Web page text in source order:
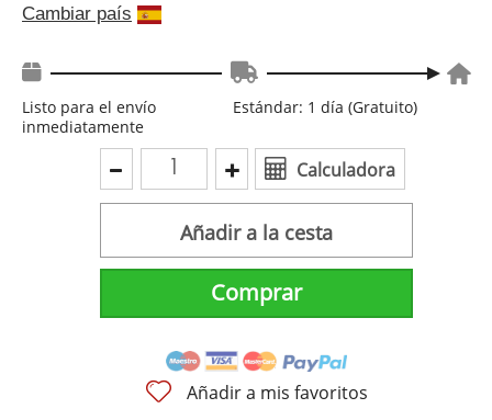
Cambiar país
Listo para el envío
inmediatamente
Estándar: 1 día (Gratuito)
Calculadora
Añadir a la cesta
Comprar
Añadir a mis favoritos